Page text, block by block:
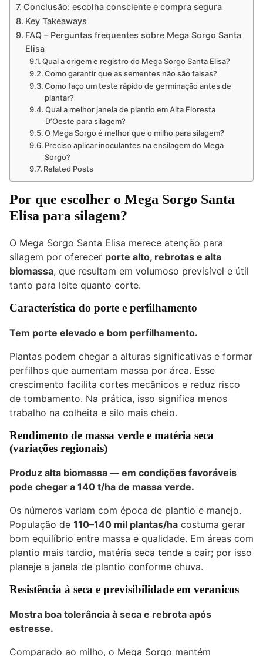
Conclusão: escolha consciente e compra segura
Key Takeaways
FAQ – Perguntas frequentes sobre Mega Sorgo Santa
Elisa
Qual a origem e registro do Mega Sorgo Santa Elisa?
Como garantir que as sementes não são falsas?
Como faço um teste rápido de germinação antes de
plantar?
Qual a melhor janela de plantio em Alta Floresta
D’Oeste para silagem?
O Mega Sorgo é melhor que o milho para silagem?
Preciso aplicar inoculantes na ensilagem do Mega
Sorgo?
Related Posts
Por que escolher o Mega Sorgo Santa
Elisa para silagem?
O Mega Sorgo Santa Elisa merece atenção para
silagem por oferecer porte alto, rebrotas e alta
biomassa, que resultam em volumoso previsível e útil
tanto para leite quanto corte.
Característica do porte e perfilhamento
Tem porte elevado e bom perfilhamento.
Plantas podem chegar a alturas significativas e formar
perfilhos que aumentam massa por área. Esse
crescimento facilita cortes mecânicos e reduz risco
de tombamento. Na prática, isso significa menos
trabalho na colheita e silo mais cheio.
Rendimento de massa verde e matéria seca
(variações regionais)
Produz alta biomassa — em condições favoráveis
pode chegar a 140 t/ha de massa verde.
Os números variam com época de plantio e manejo.
População de 110–140 mil plantas/ha costuma gerar
bom equilíbrio entre massa e qualidade. Em áreas com
plantio mais tardio, matéria seca tende a cair; por isso
planeje a janela de plantio conforme chuva.
Resistência à seca e previsibilidade em veranicos
Mostra boa tolerância à seca e rebrota após
estresse.
Comparado ao milho, o Mega Sorgo mantém